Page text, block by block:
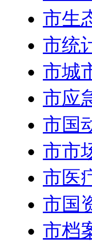
市生
市统
市城
市应
市国
市市
市医
市国
市档